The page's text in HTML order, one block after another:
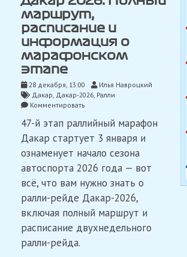
маршрут,
расписание и
информация о
марафонском
этапе
28 декабря, 13:00
Илья Навроцкий
Дакар, Дакар-2026, Ралли
Комментироватьon
2026:
Полный
расписание
и
информация
о
марафонском
этапе
47-й этап раллийный марафон
Дакар стартует 3 января и
ознаменует начало сезона
автоспорта 2026 года — вот
всё, что вам нужно знать о
ралли-рейде Дакар-2026,
включая полный маршрут и
расписание двухнедельного
ралли-рейда.